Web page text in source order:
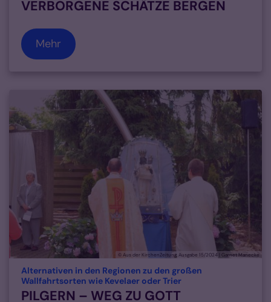
VERBORGENE SCHÄTZE BERGEN
Mehr
© Aus der KirchenZeitung, Ausgabe 15/2024 | Garnet Manecke
Alternativen in den Regionen zu den großen
Wallfahrtsorten wie Kevelaer oder Trier:
PILGERN – WEG ZU GOTT